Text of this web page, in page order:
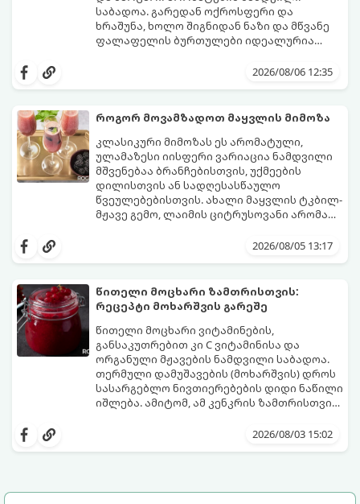
საბადოა. გარედან ოქროსფერი და
ხრაშუნა, ხოლო შიგნიდან ნაზი და მწვანე
ფალაფელის ბურთულები იდეალურია
სალათებთან ერთად ან ტახინის (სესამის)
მდგომარეობს, რომ გამოიყენება
შეწვისას ფორმა იდეალურად შეინარჩუნოს
და არ დაიშალოს.
მომზადების დრო: 20 წუთი (დამატებით
მუხუდოს ჩალბობის დრო: 12-24 საათი)
შეწვის დრო: 10–15 წუთი ულუფა: 20–24 ცალი
ბურთულა (4–6 პორცია)
2026/08/06 12:35
როგორ მოვამზადოთ მაყვლის მიმოზა
კლასიკური მიმოზას ეს არომატული,
ულამაზესი იისფერი ვარიაცია ნამდვილი
მშვენებაა ბრანჩებისთვის, უქმეების
დილისთვის ან სადღესასწაულო
წვეულებებისთვის. ახალი მაყვლის ტკბილ-
მჟავე გემო, ლაიმის ციტრუსოვანი არომატი
საოცრად დახვეწილ და მაგრილებელ
და მის მომზადებას მინიმალური
პორცია
2026/08/05 13:17
წითელი მოცხარი ზამთრისთვის:
რეცეპტი მოხარშვის გარეშე
წითელი მოცხარი ვიტამინების,
განსაკუთრებით კი C ვიტამინისა და
ორგანული მჟავების ნამდვილი საბადოა.
თერმული დამუშავების (მოხარშვის) დროს
სასარგებლო ნივთიერებების დიდი ნაწილი
იშლება. ამიტომ, ამ კენკრის ზამთრისთვის
მომზადებაა - მოხარშვის გარეშე.
ბუნებრივ, კაშკაშა გემოს, არომატს და
2026/08/03 15:02